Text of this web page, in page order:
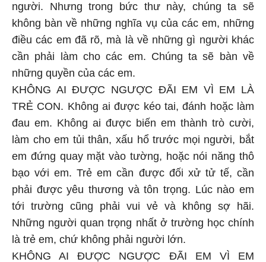
người. Nhưng trong bức thư này, chúng ta sẽ
không bàn về những nghĩa vụ của các em, những
điều các em đã rõ, mà là về những gì người khác
cần phải làm cho các em. Chúng ta sẽ bàn về
những quyền của các em.
KHÔNG AI ĐƯỢC NGƯỢC ĐÃI EM VÌ EM LÀ
TRẺ CON. Không ai được kéo tai, đánh hoặc làm
đau em. Không ai được biến em thành trò cười,
làm cho em tủi thân, xấu hổ trước mọi người, bắt
em đứng quay mặt vào tường, hoặc nói năng thô
bạo với em. Trẻ em cần được đối xử tử tế, cần
phải được yêu thương và tôn trọng. Lúc nào em
tới trường cũng phải vui vẻ và không sợ hãi.
Những người quan trọng nhất ở trường học chính
là trẻ em, chứ không phải người lớn.
KHÔNG AI ĐƯỢC NGƯỢC ĐÃI EM VÌ EM